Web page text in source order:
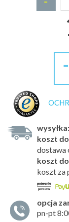
wysyłka:
koszt
dostawa
koszt
koszt za
opcja
pn-pt